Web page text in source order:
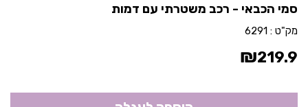
סמי הכבאי - רכב משטרתי עם דמות
מק"ט : 6291
₪219.9